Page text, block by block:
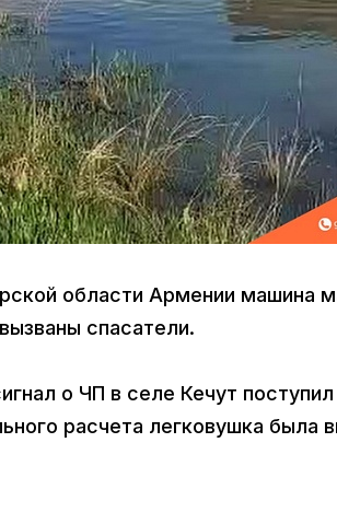
области Армении машина
спасатели.
о ЧП в селе Кечут поступил
расчета легковушка была